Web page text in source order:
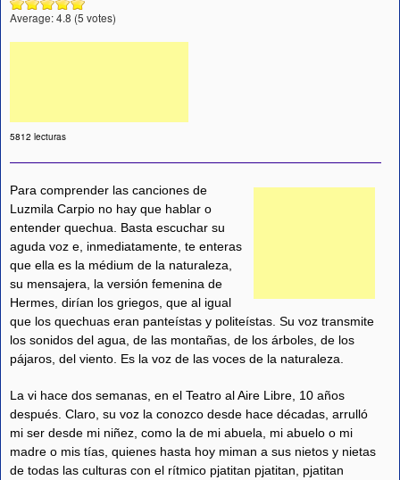
Average:4.8 (5 votes)
5812 lecturas
Para comprender las canciones de
Luzmila Carpio no hay que hablar o
entender quechua. Basta escuchar su
aguda voz e, inmediatamente, te enteras
que ella es la médium de la naturaleza,
su mensajera, la versión femenina de
Hermes, dirían los griegos, que al igual
que los quechuas eran panteístas y politeístas. Su voz transmite
los sonidos del agua, de las montañas, de los árboles, de los
pájaros, del viento. Es la voz de las voces de la naturaleza.
La vi hace dos semanas, en el Teatro al Aire Libre, 10 años
después. Claro, su voz la conozco desde hace décadas, arrulló
mi ser desde mi niñez, como la de mi abuela, mi abuelo o mi
madre o mis tías, quienes hasta hoy miman a sus nietos y nietas
de todas las culturas con el rítmico pjatitan pjatitan, pjatitan